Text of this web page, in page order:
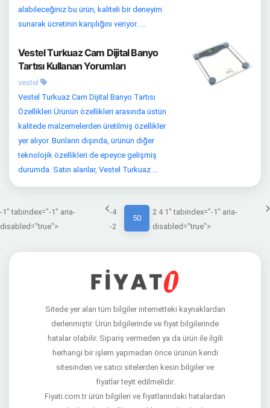
alabileceğiniz bu ürün, kaliteli bir deneyim
sunarak ücretinin karşılığını veriyor. ...
Vestel Turkuaz Cam Dijital Banyo
Tartısı Kullanan Yorumları
vestel
Vestel Turkuaz Cam Dijital Banyo Tartısı
Özellikleri Ürünün özellikleri arasında üstün
kalitede malzemelerden üretilmiş özellikler
yer alıyor. Bunların dışında, ürünün diğer
teknolojik özellikleri de epeyce gelişmiş
durumda. Satın alanlar, Vestel Turkuaz ...
-1" tabindex="-1" aria-
disabled="true">
-4
-2
50
2 4 1" tabindex="-1" aria-
disabled="true">
Sitede yer alan tüm bilgiler internetteki kaynaklardan
derlenmiştir. Ürün bilgilerinde ve fiyat bilgilerinde
hatalar olabilir. Sipariş vermeden ya da ürün ile ilgili
herhangi bir işlem yapmadan önce ürünün kendi
sitesinden ve satıcı sitelerden kesin bilgiler ve
fiyatlar teyit edilmelidir.
Fiyati.com.tr ürün bilgileri ve fiyatlarındaki hatalardan